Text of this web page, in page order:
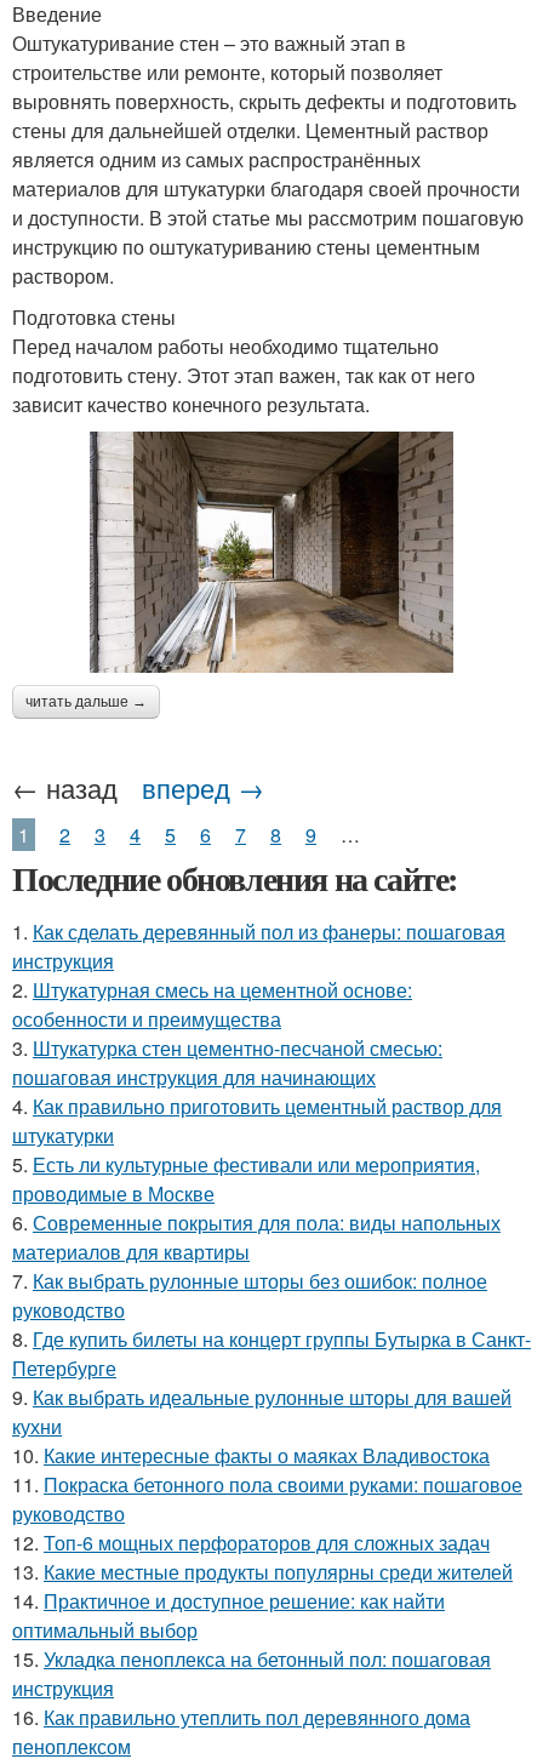
Введение
Оштукатуривание стен – это важный этап в
строительстве или ремонте, который позволяет
выровнять поверхность, скрыть дефекты и подготовить
стены для дальнейшей отделки. Цементный раствор
является одним из самых распространённых
материалов для штукатурки благодаря своей прочности
и доступности. В этой статье мы рассмотрим пошаговую
инструкцию по оштукатуриванию стены цементным
раствором.
Подготовка стены
Перед началом работы необходимо тщательно
подготовить стену. Этот этап важен, так как от него
зависит качество конечного результата.
читать дальше →
← назад вперед →
1 2 3 4 5 6 7 8 9 …
Последние обновления на сайте:
1. Как сделать деревянный пол из фанеры: пошаговая
инструкция
2. Штукатурная смесь на цементной основе:
особенности и преимущества
3. Штукатурка стен цементно-песчаной смесью:
пошаговая инструкция для начинающих
4. Как правильно приготовить цементный раствор для
штукатурки
5. Есть ли культурные фестивали или мероприятия,
проводимые в Москве
6. Современные покрытия для пола: виды напольных
материалов для квартиры
7. Как выбрать рулонные шторы без ошибок: полное
руководство
8. Где купить билеты на концерт группы Бутырка в Санкт-
Петербурге
9. Как выбрать идеальные рулонные шторы для вашей
кухни
10. Какие интересные факты о маяках Владивостока
11. Покраска бетонного пола своими руками: пошаговое
руководство
12. Топ-6 мощных перфораторов для сложных задач
13. Какие местные продукты популярны среди жителей
14. Практичное и доступное решение: как найти
оптимальный выбор
15. Укладка пеноплекса на бетонный пол: пошаговая
инструкция
16. Как правильно утеплить пол деревянного дома
пеноплексом